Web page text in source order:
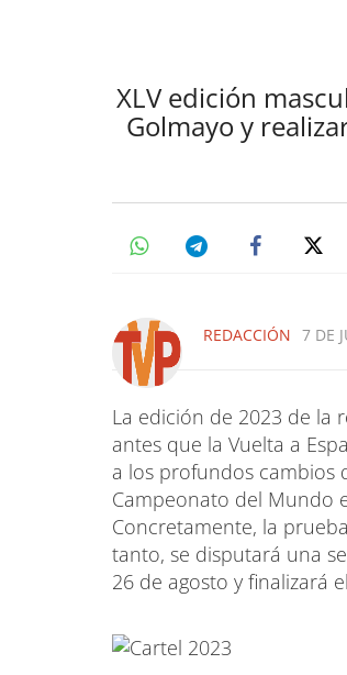
XLV edición
Golmayo y
REDACCIÓN 7 DE
La edición de 2023 de la
antes que la Vuelta a
a los profundos cambios
Campeonato del Mundo
Concretamente, la
tanto, se disputará una
26 de agosto y finalizará